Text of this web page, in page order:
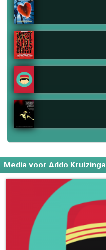
Media voor Addo Kruizinga